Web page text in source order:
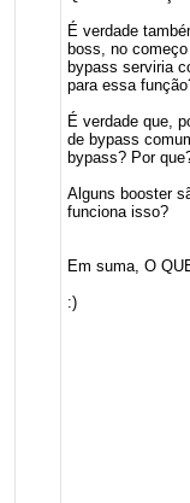
É verdade
boss, no
bypass serviria
para essa
É verdade que,
de bypass
bypass? Por
Alguns booster
funciona isso?
Em suma, O
:)